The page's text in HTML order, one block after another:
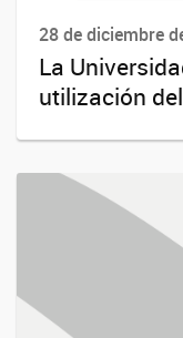
28 de diciembre
La
utilización